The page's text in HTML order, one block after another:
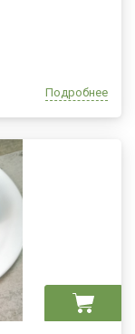
Подробнее